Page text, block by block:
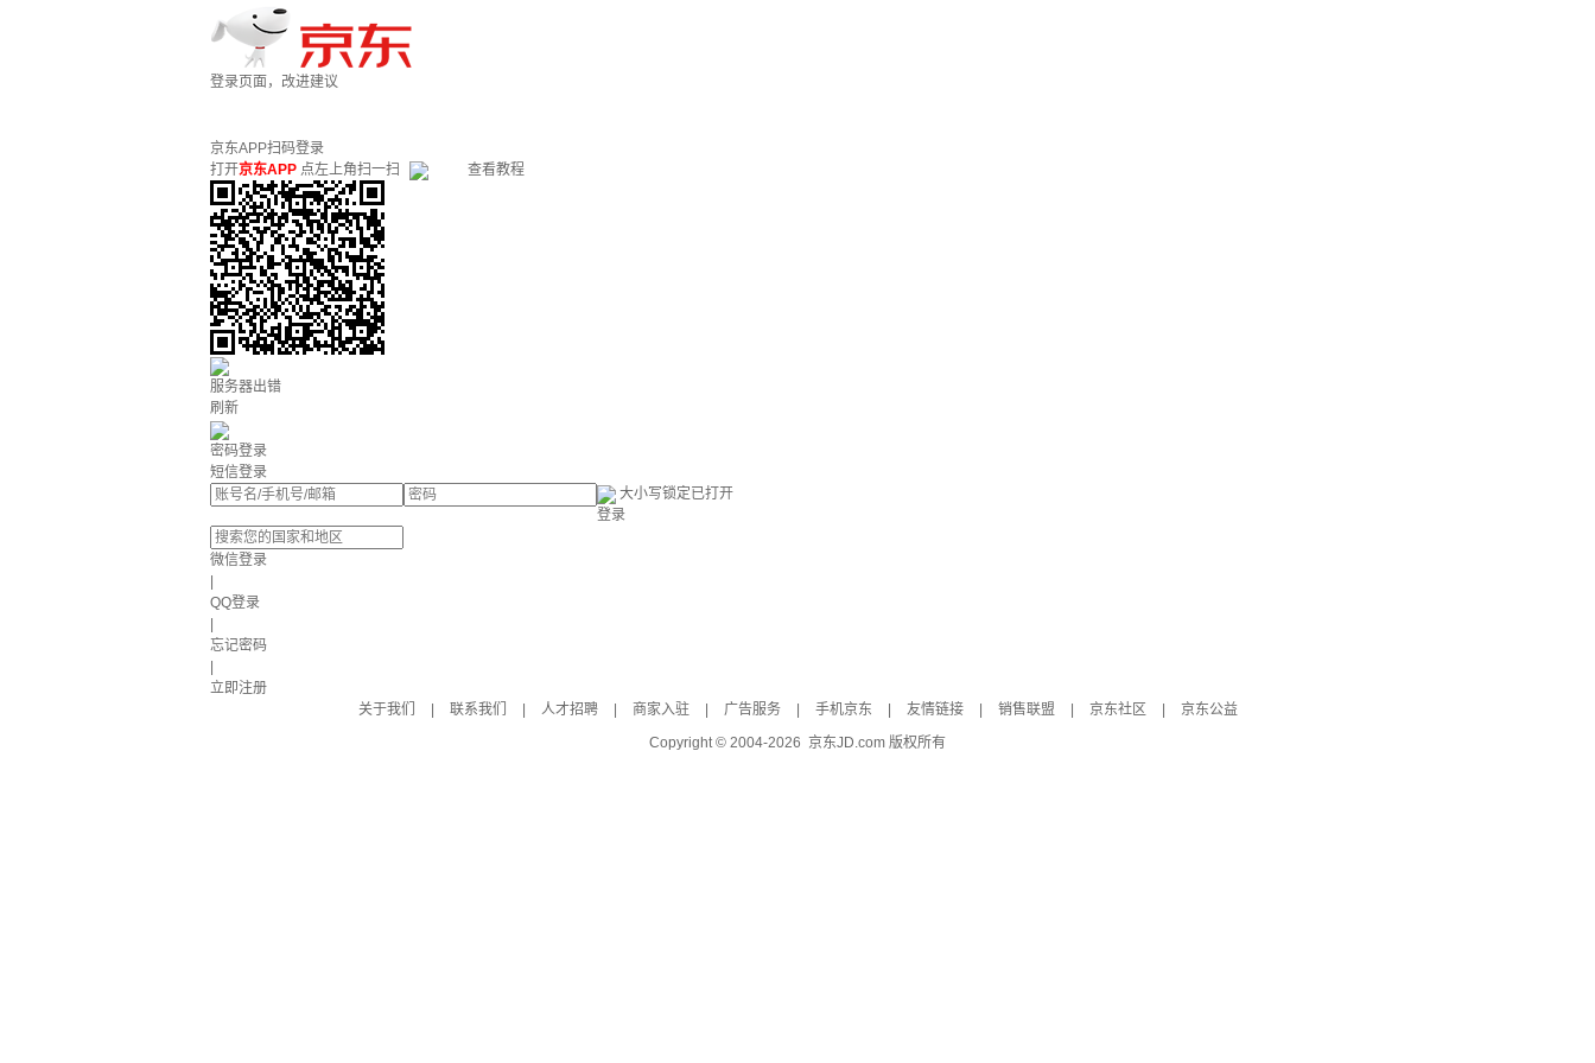
登录页面，改进建议
京东APP扫码登录
打开京东APP 点左上角扫一扫 查看教程
服务器出错
刷新
密码登录
短信登录
大小写锁定已打开
登录
微信登录
QQ登录
忘记密码
立即注册
关于我们
联系我们 人才招聘 商家入驻 广告服务 手机京东 友情链接 销售联盟 京东社区
京东公益
Copyright © 2004-2026 京东JD.com 版权所有